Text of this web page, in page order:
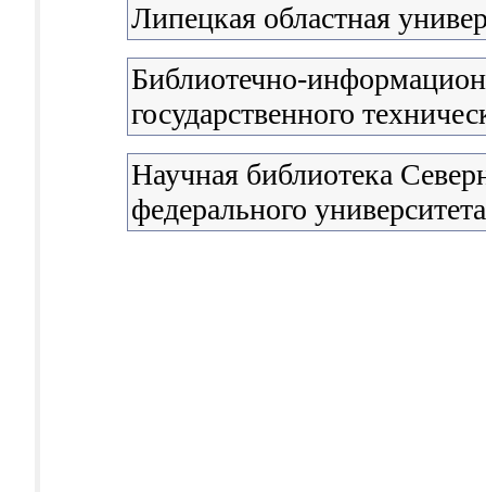
Липецкая областная
Библиотечно-
государственного
Научная библиотека
федерального